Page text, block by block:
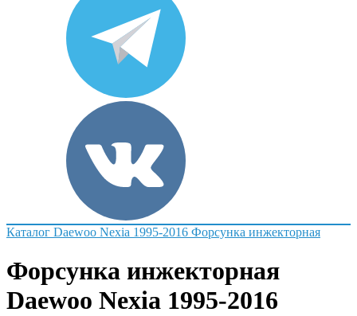
Каталог Daewoo Nexia 1995-2016 Форсунка инжекторная
Форсунка инжекторная
Daewoo Nexia 1995-2016